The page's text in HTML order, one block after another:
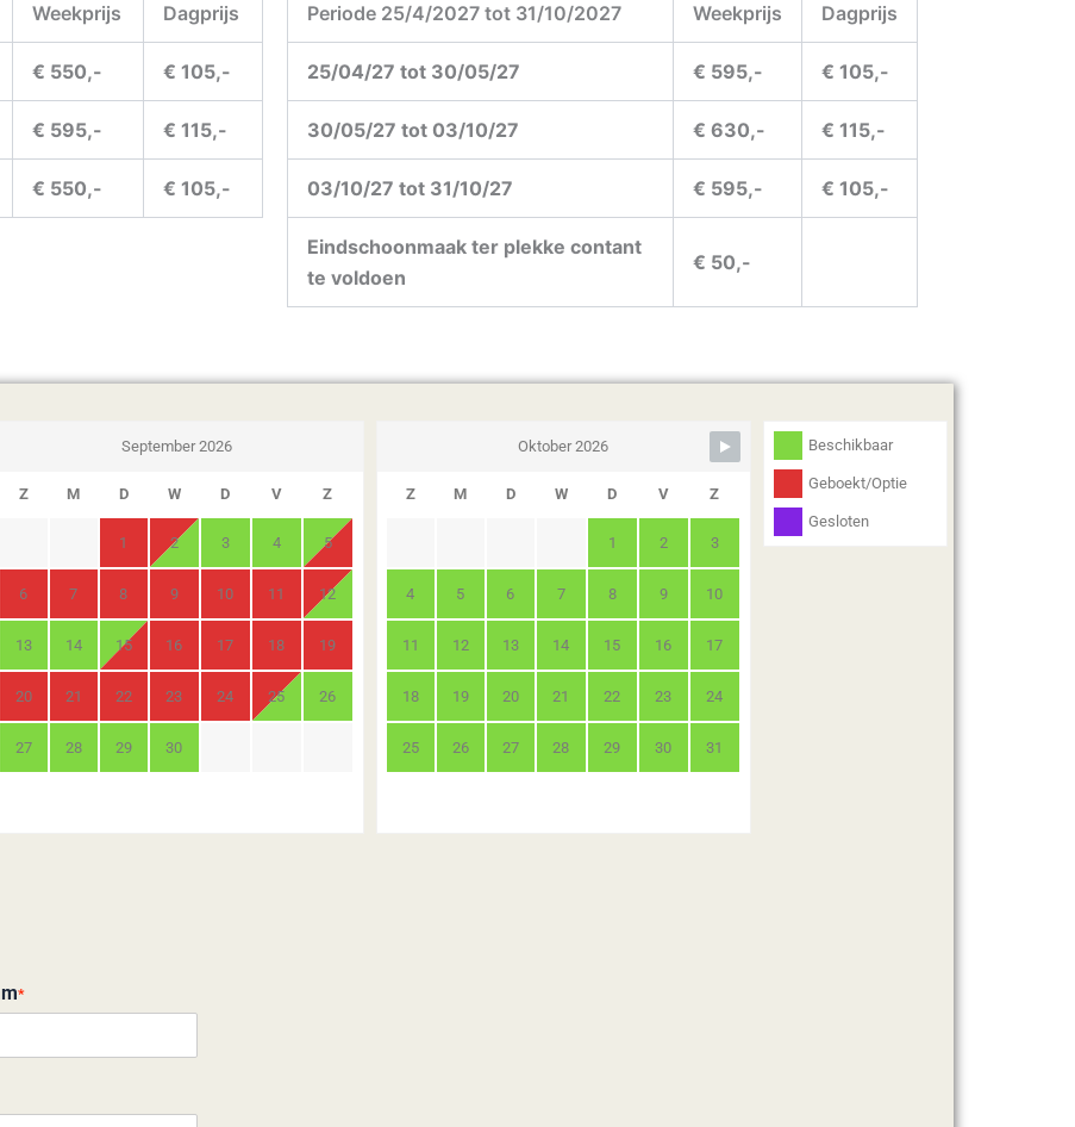
Weekprijs Dagprijs
€ 550,- € 105,-
€ 595,- € 115,-
€ 550,- € 105,-
Periode 25/4/2027 tot 31/10/2027 Weekprijs Dagprijs
25/04/27 tot 30/05/27 € 595,- € 105,-
30/05/27 tot 03/10/27 € 630,- € 115,-
03/10/27 tot 31/10/27 € 595,- € 105,-
Eindschoonmaak ter plekke contant
te voldoen
€ 50,-
Beschikbaar
Geboekt/Optie
Gesloten
September 2026
Z M D W D V Z
1 2 3 4 5
6 7 8 9 10 11 12
13 14 15 16 17 18 19
20 21 22 23 24 25 26
27 28 29 30
Oktober 2026
Z M D W D V Z
1 2 3
4 5 6 7 8 9 10
11 12 13 14 15 16 17
18 19 20 21 22 23 24
25 26 27 28 29 30 31
*